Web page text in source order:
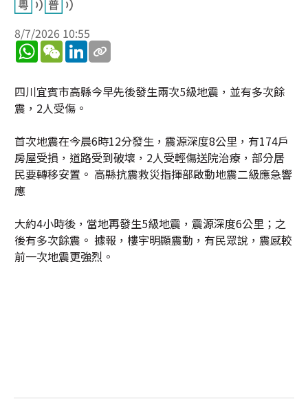
8/7/2026 10:55
WhatsApp
WeChatLinkedIn
四川宜賓市高縣今早先後發生兩次5級地震，並有多次餘
震，2人受傷。
首次地震在今晨6時12分發生，震源深度8公里，有174戶
房屋受損，道路受到破壞，2人受輕傷送院治療，部分居
民要轉移安置。 高縣抗震救災指揮部啟動地震二級應急響
應
大約4小時後，當地再發生5級地震，震源深度6公里；之
後有多次餘震。 據報，樓宇明顯震動，有民眾說，震感較
前一次地震更強烈。